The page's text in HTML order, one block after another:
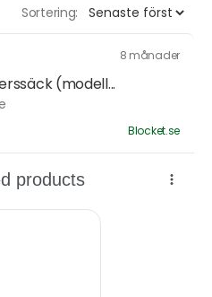
Sortering:
8 månader
(modell...
Blocket.se